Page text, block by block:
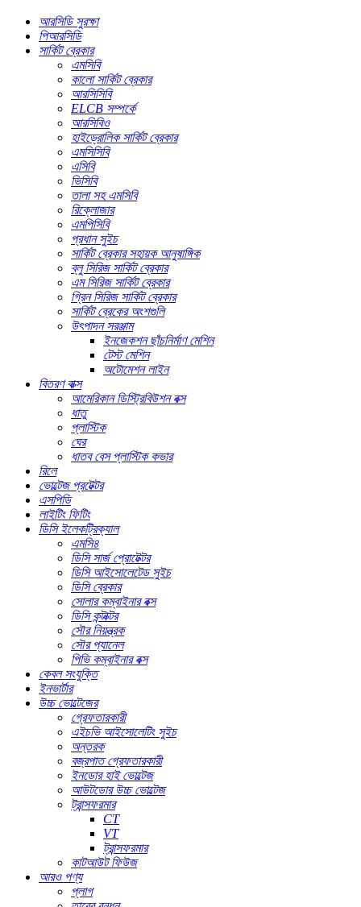
আরসিডি সুরক্ষা
পিআরসিডি
সার্কিট ব্রেকার
এমসিবি
কালো সার্কিট ব্রেকার
আরসিসিবি
ELCB সম্পর্কে
আরসিবিও
হাইড্রোলিক সার্কিট ব্রেকার
এমসিসিবি
এসিবি
ভিসিবি
তালা সহ এমসিবি
রিক্লোজার
এমপিসিবি
প্রধান সুইচ
সার্কিট ব্রেকার সহায়ক আনুষাঙ্গিক
ব্লু সিরিজ সার্কিট ব্রেকার
এম সিরিজ সার্কিট ব্রেকার
গ্রিন সিরিজ সার্কিট ব্রেকার
সার্কিট ব্রেকের অংশগুলি
উৎপাদন সরঞ্জাম
ইনজেকশন ছাঁচনির্মাণ মেশিন
টেস্ট মেশিন
অটোমেশন লাইন
বিতরণ বাক্স
আমেরিকান ডিস্ট্রিবিউশন বক্স
ধাতু
প্লাস্টিক
ঘের
ধাতব বেস প্লাস্টিক কভার
রিলে
ভোল্টেজ প্রটেক্টর
এসপিডি
লাইটিং ফিটিং
ডিসি ইলেকট্রিক্যাল
এমসি৪
ডিসি সার্জ প্রোটেক্টর
ডিসি আইসোলেটেড সুইচ
ডিসি ব্রেকার
সোলার কম্বাইনার বক্স
ডিসি কন্টাক্টর
সৌর নিয়ন্ত্রক
সৌর প্যানেল
পিভি কম্বাইনার বক্স
কেবল সংযুক্তি
ইনভার্টার
উচ্চ ভোল্টেজের
গ্রেফতারকারী
এইচভি আইসোলেটিং সুইচ
অন্তরক
বজ্রপাত গ্রেফতারকারী
ইনডোর হাই ভোল্টেজ
আউটডোর উচ্চ ভোল্টেজ
ট্রান্সফরমার
CT
VT
ট্রান্সফরমার
কাটআউট ফিউজ
আরও পণ্য
প্লাগ